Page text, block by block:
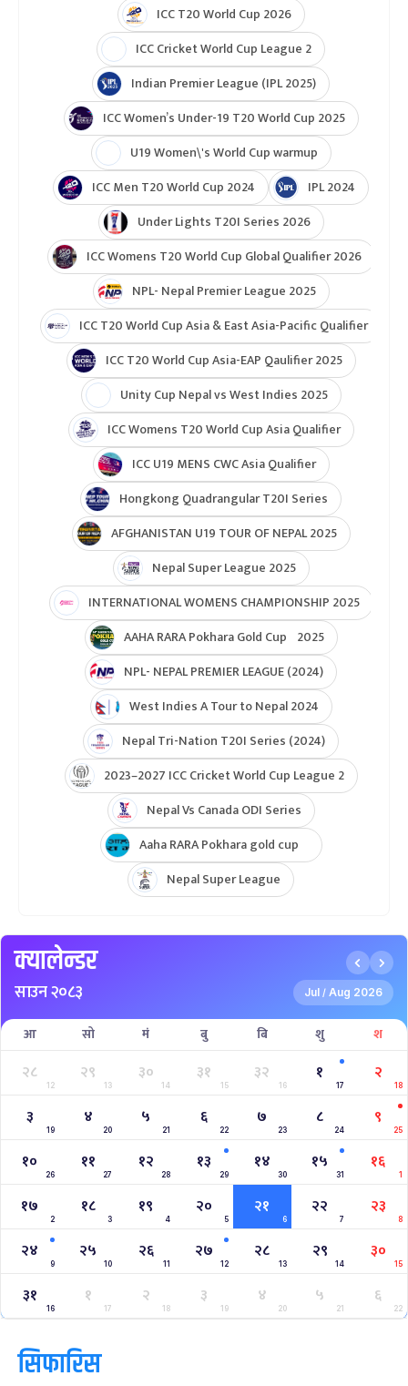
ICC T20 World Cup 2026
ICC Cricket World Cup League 2
Indian Premier League (IPL 2025)
ICC Women’s Under-19 T20 World Cup 2025
U19 Women\'s World Cup warmup
ICC Men T20 World Cup 2024
IPL 2024
Under Lights T20I Series 2026
ICC Womens T20 World Cup Global Qualifier 2026
NPL- Nepal Premier League 2025
ICC T20 World Cup Asia & East Asia-Pacific Qualifier
ICC T20 World Cup Asia-EAP Qaulifier 2025
Unity Cup Nepal vs West Indies 2025
ICC Womens T20 World Cup Asia Qualifier
ICC U19 MENS CWC Asia Qualifier
Hongkong Quadrangular T20I Series
AFGHANISTAN U19 TOUR OF NEPAL 2025
Nepal Super League 2025
INTERNATIONAL WOMENS CHAMPIONSHIP 2025
AAHA RARA Pokhara Gold Cup 2025
NPL- NEPAL PREMIER LEAGUE (2024)
West Indies A Tour to Nepal 2024
Nepal Tri-Nation T20I Series (2024)
2023–2027 ICC Cricket World Cup League 2
Nepal Vs Canada ODI Series
Aaha RARA Pokhara gold cup
Nepal Super League
क्यालेन्डर
साउन २०८३ Jul / Aug 2026
आ सो मं बु बि शु श
२८
12
२९
13
३०
14
३१
15
३२
16
१
17
२
18
३
19
४
20
५
21
६
22
७
23
८
24
९
25
१०
26
११
27
१२
28
१३
29
१४
30
१५
31
१६
1
१७
2
१८
3
१९
4
२०
5
२१
6
२२
7
२३
8
२४
9
२५
10
२६
11
२७
12
२८
13
२९
14
३०
15
३१
16
१
17
२
18
३
19
४
20
५
21
६
22
सिफारिस